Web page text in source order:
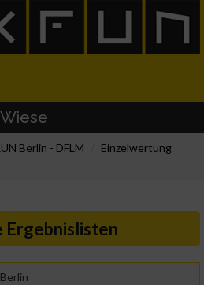
Berlin - DFLM
Einzelwertung